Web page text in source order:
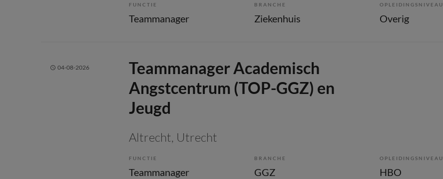
FUNCTIE
Teammanager
BRANCHE
Ziekenhuis
OPLEIDINGSNIVEAU
Overig
04-08-2026
Teammanager Academisch
Angstcentrum (TOP-GGZ) en
Jeugd
Altrecht, Utrecht
FUNCTIE
Teammanager
BRANCHE
GGZ
OPLEIDINGSNIVEAU
HBO